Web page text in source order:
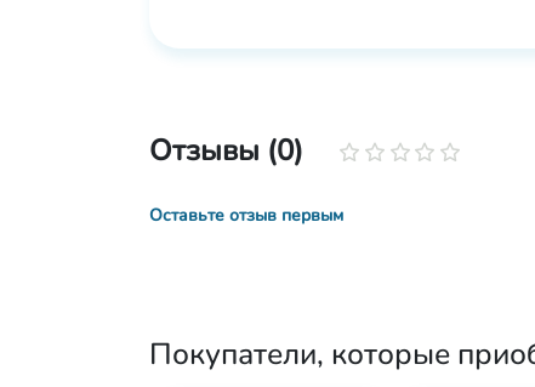
Отзывы (0)
Оставьте отзыв первым
Покупатели, которые